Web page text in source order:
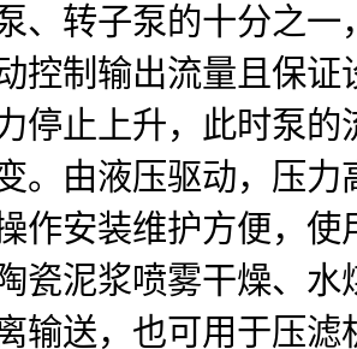
、转子泵的十分之
控制输出流量且保
停止上升，此时泵
。由液压驱动，压
作安装维护方便，使
瓷泥浆喷雾干燥、
输送，也可用于压滤